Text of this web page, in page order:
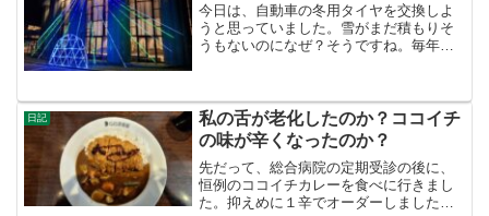
今日は、自動車の冬用タイヤを交換しよ
うと思っていました。雪がまだ積もりそ
うもないのになぜ？そうですね。毎年、
取材に行こうと考えている...
日記
私の舌が老化したのか？ココイチ
の味が辛くなったのか？
先だって、総合病院の定期受診の後に、
恒例のココイチカレーを食べに行きまし
た。抑えめに１辛でオーダーしました